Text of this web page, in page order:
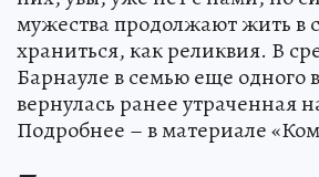
мужества продолжают жить в
храниться, как реликвия. В
Барнауле в семью еще одного
вернулась ранее утраченная
Подробнее – в материале